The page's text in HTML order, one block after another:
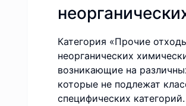
Категория «Прочие
неорганических
возникающие на
которые не подлежат
специфических